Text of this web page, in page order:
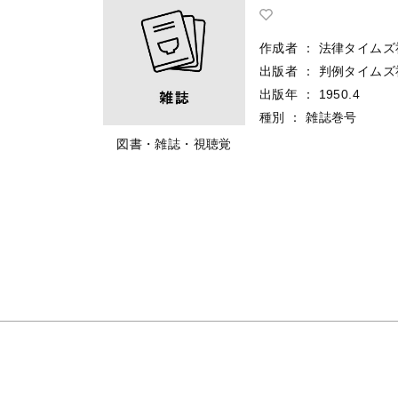
図書・雑誌・視聴覚
作成者 ：
法律タイムズ
出版者
：
判例タイムズ
出版年
：
1950.4
種別
： 雑誌巻号